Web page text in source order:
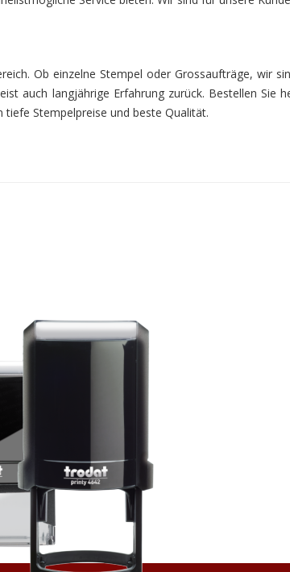
Ob einzelne Stempel oder Grossaufträge, wir
auch langjährige Erfahrung zurück. Bestellen Sie
Stempelpreise und beste Qualität.